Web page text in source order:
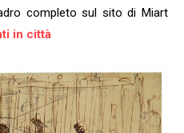
completo sul sito di Miart
in città